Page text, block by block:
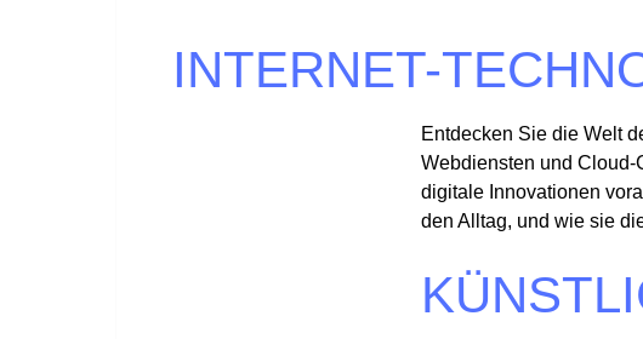
INTERNET-
Entdecken Sie die Welt
Webdiensten und Cloud-
digitale Innovationen
den Alltag, und wie sie